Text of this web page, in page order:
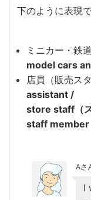
下のように表現で
ミニカー・鉄
model cars
店員（販売ス
assistant /
store staff（
staff member
Aさ
I